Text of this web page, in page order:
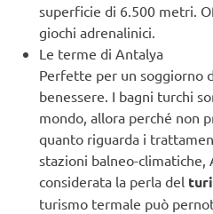
superficie di 6.500 metri.
giochi adrenalinici.
Le terme di Antalya
Perfette per un soggiorno
benessere. I bagni turchi
mondo, allora perché non
quanto riguarda i
stazioni balneo-climatiche,
considerata la perla del
turismo termale può